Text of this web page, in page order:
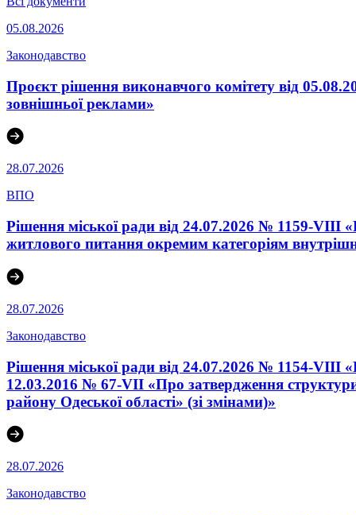
05.08.2026
Законодавство
Проєкт рішення виконавчого комітету від
зовнішньої реклами»
28.07.2026
ВПО
Рішення міської ради від 24.07.2026 № 1159-VIII
житлового питання окремим категоріям
28.07.2026
Законодавство
Рішення міської ради від 24.07.2026 № 1154-VIII
12.03.2016 № 67-VІI «Про затвердження
району Одеської області» (зі змінами)»
28.07.2026
Законодавство